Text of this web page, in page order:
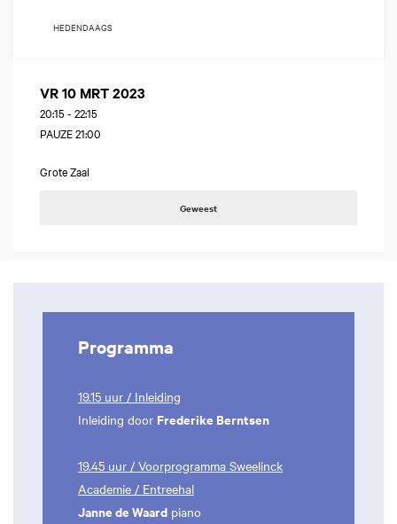
HEDENDAAGS
VR 10 MRT 2023
20:15 - 22:15
PAUZE 21:00
Grote Zaal
Geweest
Programma
19.15 uur / Inleiding
Inleiding door Frederike Berntsen
19.45 uur / Voorprogramma Sweelinck
Academie / Entreehal
Janne de Waard piano